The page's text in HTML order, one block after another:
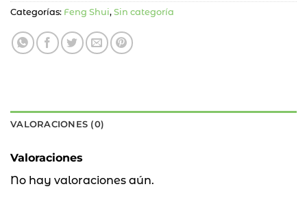
Categorías: Feng Shui, Sin categoría
VALORACIONES (0)
Valoraciones
No hay valoraciones aún.